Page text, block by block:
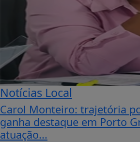
Notícias Local
Carol Monteiro: trajetória
ganha destaque em Porto
atuação...